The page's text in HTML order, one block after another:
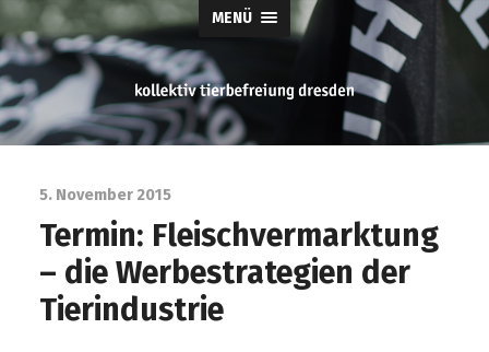
MENÜ
tierbefreiung
5. November 2015
Termin: Fleischvermarktung
– die Werbestrategien der
Tierindustrie